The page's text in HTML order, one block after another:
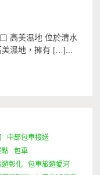
高美濕地 位於清水
濕地，擁有 […]...
中部包車接送
點
包車
遊彰化
包車旅遊愛河